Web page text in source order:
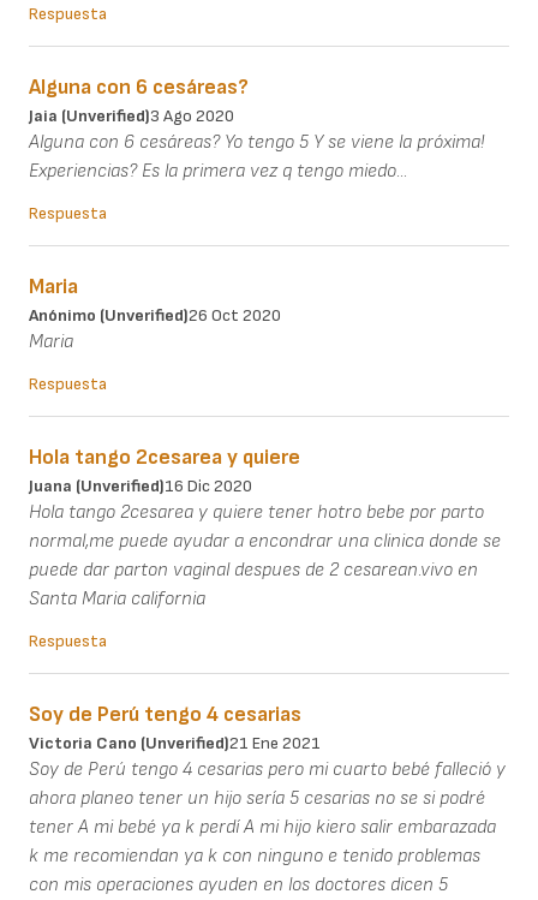
Respuesta
Alguna con 6 cesáreas?
Jaia (unverified)3 Ago 2020
Alguna con 6 cesáreas? Yo tengo 5 Y se viene la próxima!
Experiencias? Es la primera vez q tengo miedo...
Respuesta
Maria
Anónimo (unverified)26 Oct 2020
Maria
Respuesta
Hola tango 2cesarea y quiere
Juana (unverified)16 Dic 2020
Hola tango 2cesarea y quiere tener hotro bebe por parto
normal,me puede ayudar a encondrar una clinica donde se
puede dar parton vaginal despues de 2 cesarean.vivo en
Santa Maria california
Respuesta
Soy de Perú tengo 4 cesarias
Victoria Cano (unverified)21 Ene 2021
Soy de Perú tengo 4 cesarias pero mi cuarto bebé falleció y
ahora planeo tener un hijo sería 5 cesarias no se si podré
tener A mi bebé ya k perdí A mi hijo kiero salir embarazada
k me recomiendan ya k con ninguno e tenido problemas
con mis operaciones ayuden en los doctores dicen 5